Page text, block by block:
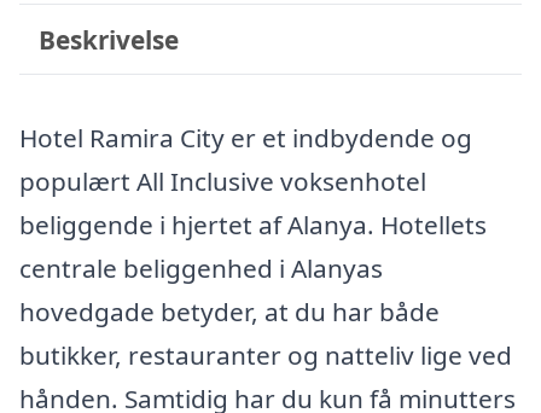
Beskrivelse
Hotel Ramira City er et indbydende og
populært All Inclusive voksenhotel
beliggende i hjertet af Alanya. Hotellets
centrale beliggenhed i Alanyas
hovedgade betyder, at du har både
butikker, restauranter og natteliv lige ved
hånden. Samtidig har du kun få minutters